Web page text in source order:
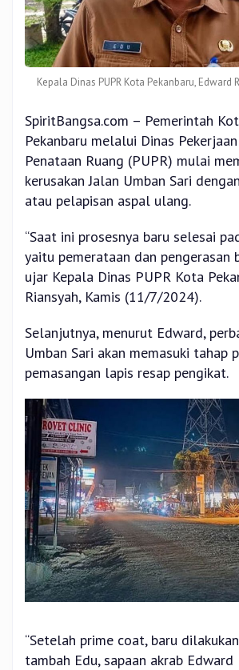
Kepala Dinas PUPR Kota Pekanbaru, Edward
SpiritBangsa.com – Pemerintah
Pekanbaru melalui Dinas
Penataan Ruang (PUPR) mulai
kerusakan Jalan Umban Sari
atau pelapisan aspal ulang.
“Saat ini prosesnya baru selesai
yaitu pemerataan dan pengerasan
ujar Kepala Dinas PUPR Kota
Riansyah, Kamis (11/7/2024).
Selanjutnya, menurut Edward,
Umban Sari akan memasuki tahap
pemasangan lapis resap pengikat.
“Setelah prime coat, baru
tambah Edu, sapaan akrab Edward